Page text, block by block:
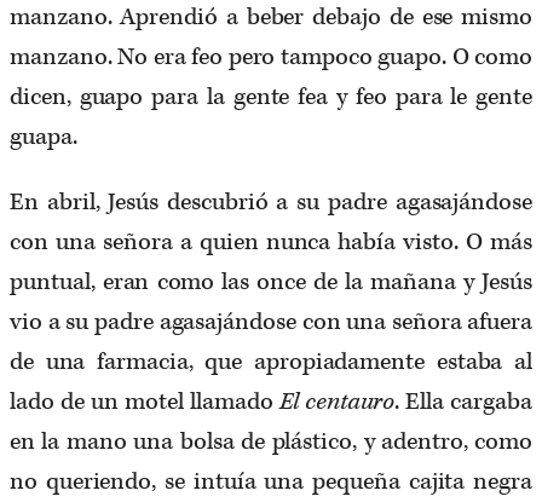
manzano. Aprendió a beber debajo de ese mismo
manzano. No era feo pero tampoco guapo. O como
dicen, guapo para la gente fea y feo para le gente
guapa.
En abril, Jesús descubrió a su padre agasajándose
con una señora a quien nunca había visto. O más
puntual, eran como las once de la mañana y Jesús
vio a su padre agasajándose con una señora afuera
de una farmacia, que apropiadamente estaba al
lado de un motel llamadoEl centauro. Ella cargaba
en la mano una bolsa de plástico, y adentro, como
no queriendo, se intuía una pequeña cajita negra